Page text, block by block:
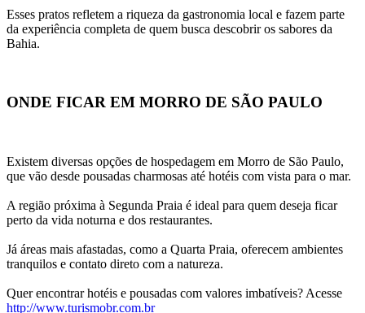
Esses pratos refletem a riqueza da gastronomia local e fazem parte
da experiência completa de quem busca descobrir os sabores da
Bahia.
ONDE FICAR EM MORRO DE SÃO PAULO
Existem diversas opções de hospedagem em Morro de São Paulo,
que vão desde pousadas charmosas até hotéis com vista para o mar.
A região próxima à Segunda Praia é ideal para quem deseja ficar
perto da vida noturna e dos restaurantes.
Já áreas mais afastadas, como a Quarta Praia, oferecem ambientes
tranquilos e contato direto com a natureza.
http://www.turismobr.com.br